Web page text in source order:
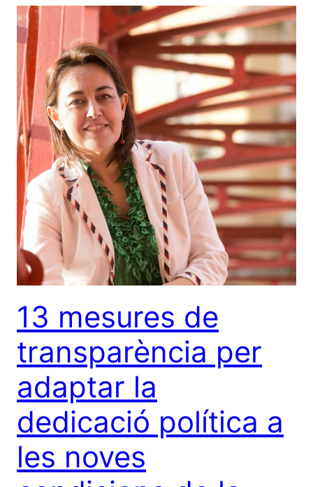
13 mesures de
transparència per
adaptar la
dedicació política a
les noves